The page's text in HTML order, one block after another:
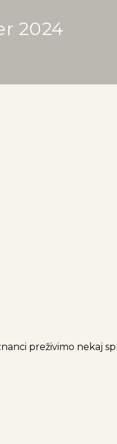
2024
preživimo nekaj